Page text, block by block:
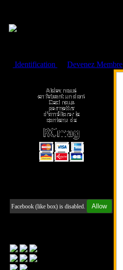
Identification
Devenez Membre
Facebook (like box) is disabled. Allow